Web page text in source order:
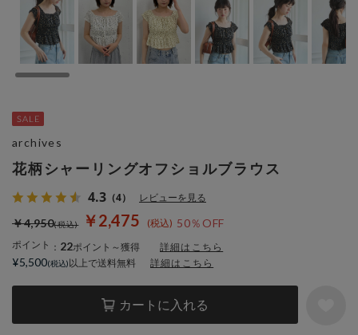
花柄シャーリングオフショルブラウス
4.3 （4） レビューを見る
￥2,475 50％OFF
￥4,950
ポイント ： 22ポイント～獲得 詳細はこちら
カートに入れる
archives
¥5,500 以上で送料無料 詳細はこちら